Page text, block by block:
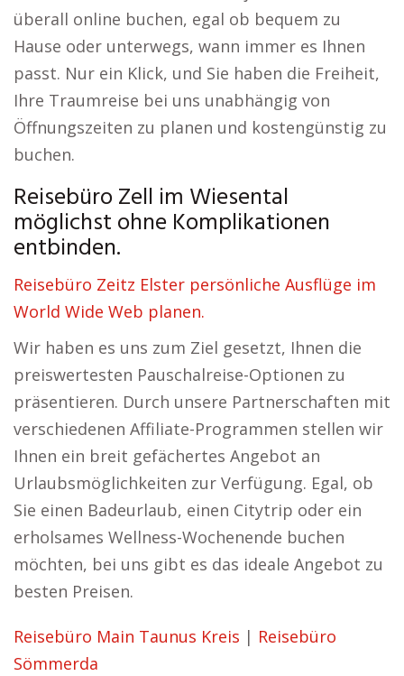
überall online buchen, egal ob bequem zu
Hause oder unterwegs, wann immer es Ihnen
passt. Nur ein Klick, und Sie haben die Freiheit,
Ihre Traumreise bei uns unabhängig von
Öffnungszeiten zu planen und kostengünstig zu
buchen.
Reisebüro Zell im Wiesental
möglichst ohne Komplikationen
entbinden.
Reisebüro Zeitz Elster persönliche Ausflüge im
World Wide Web planen.
Wir haben es uns zum Ziel gesetzt, Ihnen die
preiswertesten Pauschalreise-Optionen zu
präsentieren. Durch unsere Partnerschaften mit
verschiedenen Affiliate-Programmen stellen wir
Ihnen ein breit gefächertes Angebot an
Urlaubsmöglichkeiten zur Verfügung. Egal, ob
Sie einen Badeurlaub, einen Citytrip oder ein
erholsames Wellness-Wochenende buchen
möchten, bei uns gibt es das ideale Angebot zu
besten Preisen.
Reisebüro Main Taunus Kreis | Reisebüro
Sömmerda